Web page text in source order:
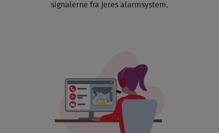
signalerne fra jeres alarmsystem.